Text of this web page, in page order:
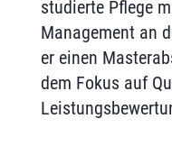
studierte Pflege
Management an
er einen
dem Fokus auf